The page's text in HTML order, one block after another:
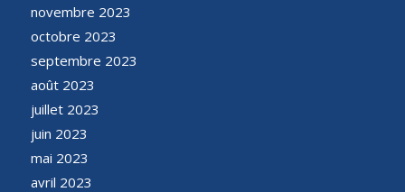
novembre 2023
octobre 2023
septembre 2023
août 2023
juillet 2023
juin 2023
mai 2023
avril 2023